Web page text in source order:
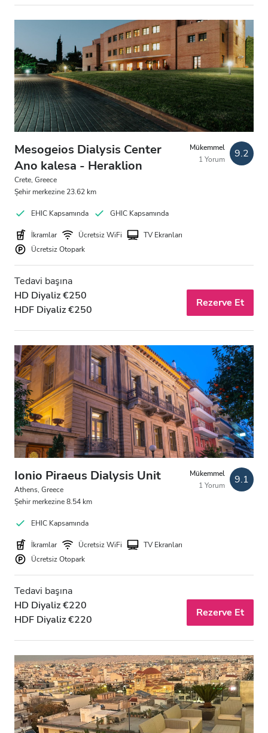
Mesogeios Dialysis Center
Ano kalesa - Heraklion
Crete, Greece
Şehir merkezine 23.62 km
Mükemmel
1 Yorum
9.2
EHIC Kapsamında GHIC Kapsamında
İkramlar Ücretsiz WiFi
TV Ekranları
Ücretsiz Otopark
Tedavi başına
HD Diyaliz €250
HDF Diyaliz €250
Rezerve Et
Ionio Piraeus Dialysis Unit
Athens, Greece
Şehir merkezine 8.54 km
Mükemmel
1 Yorum
9.1
EHIC Kapsamında
İkramlar Ücretsiz WiFi
TV Ekranları
Ücretsiz Otopark
Tedavi başına
HD Diyaliz €220
HDF Diyaliz €220
Rezerve Et